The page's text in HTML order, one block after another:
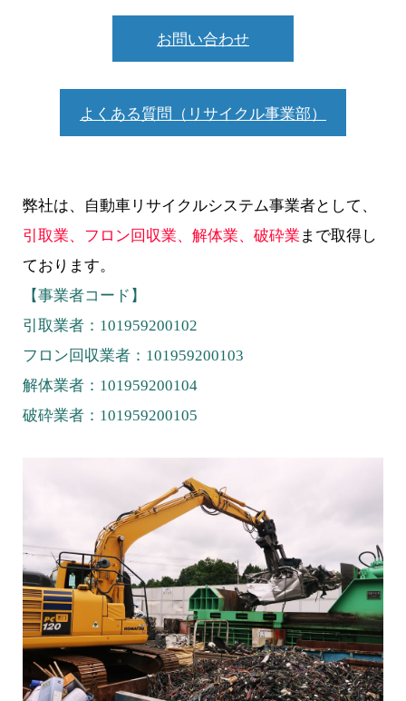
お問い合わせ
よくある質問（リサイクル事業部）
弊社は、自動車リサイクルシステム事業者として、
引取業、フロン回収業、解体業、破砕業 まで取得し
ております。
【事業者コード】
引取業者：101959200102
フロン回収業者：101959200103
解体業者：101959200104
破砕業者：101959200105